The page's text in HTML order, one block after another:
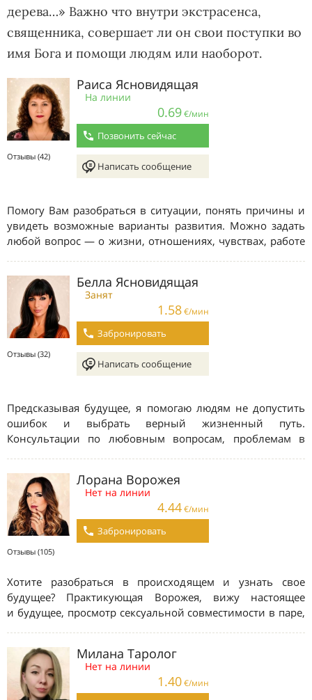
дерева…» Важно что внутри экстрасенса,
священника, совершает ли он свои поступки во
имя Бога и помощи людям или наоборот.